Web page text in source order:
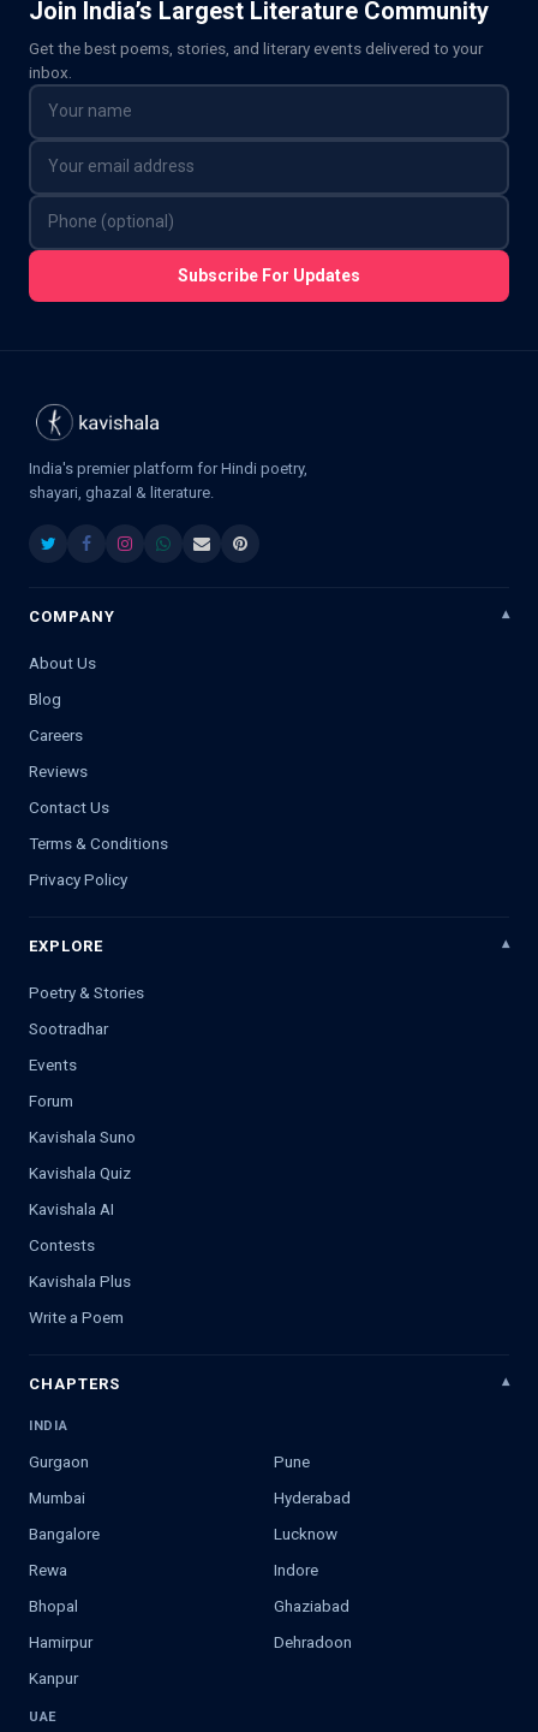
Join India’s Largest Literature Community
Get the best poems, stories, and literary events delivered to your
inbox.
Subscribe For Updates
India's premier platform for Hindi poetry,
shayari, ghazal & literature.
COMPANY
About Us
Blog
Careers
Reviews
Contact Us
Terms & Conditions
Privacy Policy
EXPLORE
Poetry & Stories
Sootradhar
Events
Forum
Kavishala Suno
Kavishala Quiz
Kavishala AI
Contests
Kavishala Plus
Write a Poem
CHAPTERS
INDIA
Gurgaon
Pune
Mumbai
Hyderabad
Bangalore
Lucknow
Rewa
Indore
Bhopal
Ghaziabad
Hamirpur
Dehradoon
Kanpur
UAE